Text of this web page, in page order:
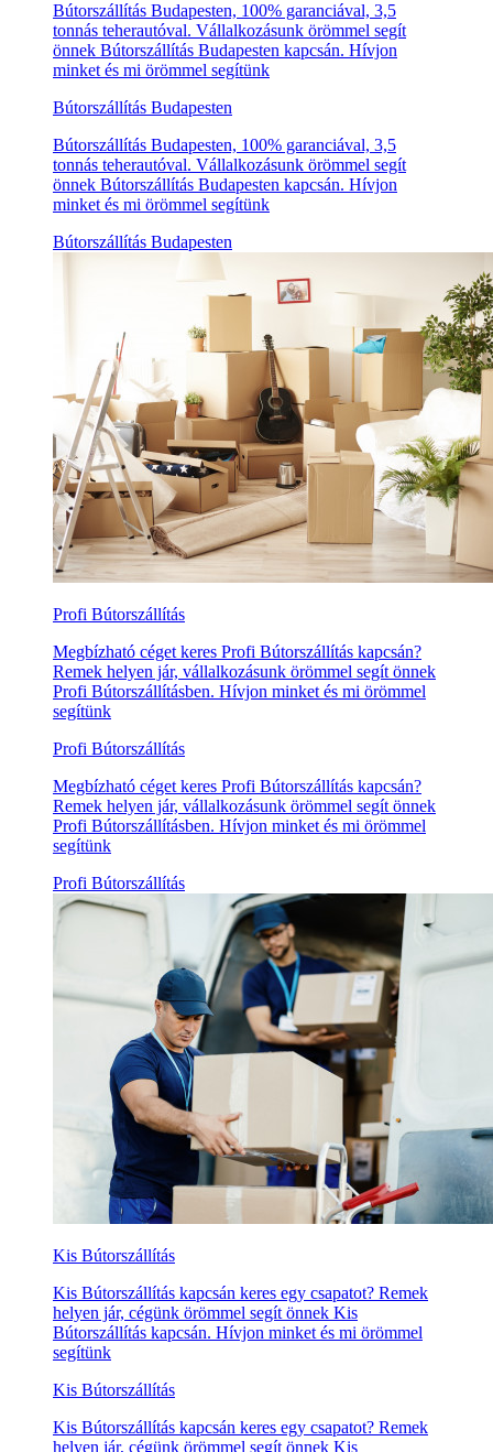
Bútorszállítás Budapesten, 100% garanciával, 3,5
tonnás teherautóval. Vállalkozásunk örömmel segít
önnek Bútorszállítás Budapesten kapcsán. Hívjon
minket és mi örömmel segítünk
Bútorszállítás Budapesten
Bútorszállítás Budapesten, 100% garanciával, 3,5
tonnás teherautóval. Vállalkozásunk örömmel segít
önnek Bútorszállítás Budapesten kapcsán. Hívjon
minket és mi örömmel segítünk
Bútorszállítás Budapesten
Profi Bútorszállítás
Megbízható céget keres Profi Bútorszállítás kapcsán?
Remek helyen jár, vállalkozásunk örömmel segít önnek
Profi Bútorszállításben. Hívjon minket és mi örömmel
segítünk
Profi Bútorszállítás
Megbízható céget keres Profi Bútorszállítás kapcsán?
Remek helyen jár, vállalkozásunk örömmel segít önnek
Profi Bútorszállításben. Hívjon minket és mi örömmel
segítünk
Profi Bútorszállítás
Kis Bútorszállítás
Kis Bútorszállítás kapcsán keres egy csapatot? Remek
helyen jár, cégünk örömmel segít önnek Kis
Bútorszállítás kapcsán. Hívjon minket és mi örömmel
segítünk
Kis Bútorszállítás
Kis Bútorszállítás kapcsán keres egy csapatot? Remek
helyen jár, cégünk örömmel segít önnek Kis